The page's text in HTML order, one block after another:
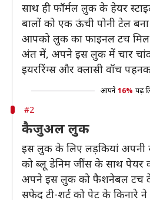
साथ ही फॉर्मल लुक के हेयर
बालों को एक ऊंची पोनी टेल
आपको लुक का फाइनल टच
अंत में, अपने इस लुक में चार
इयररिंग्स और क्लासी वॉच
आपने 16% पढ़
#2
कैजुअल लुक
इस लुक के लिए लड़कियां अपनी
को ब्लू डेनिम जींस के साथ पेयर
अपने इस लुक को फैशनेबल टच
सफेद टी-शर्ट को पेट के किनारे